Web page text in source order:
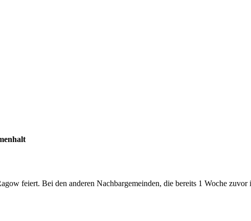
feiert. Bei den anderen Nachbargemeinden, die bereits 1 Woche